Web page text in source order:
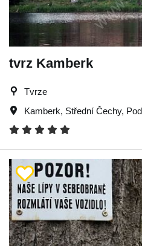
tvrz Kamberk
Tvrze
Kamberk, Střední Čechy,